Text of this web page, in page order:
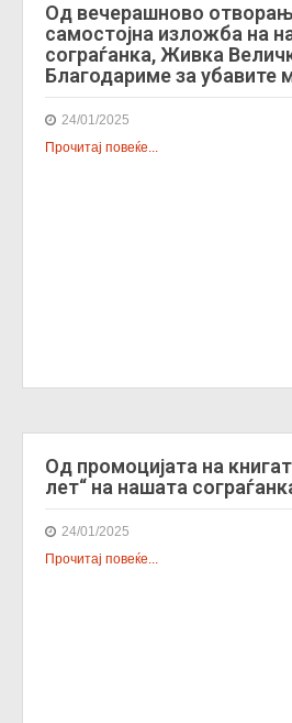
Од вечерашново
самостојна изложба на
сограѓанка, Живка
Благодариме за убавите
24/01/2025
Прочитај повеќе...
Од промоцијата на
лет“ на нашата
24/01/2025
Прочитај повеќе...